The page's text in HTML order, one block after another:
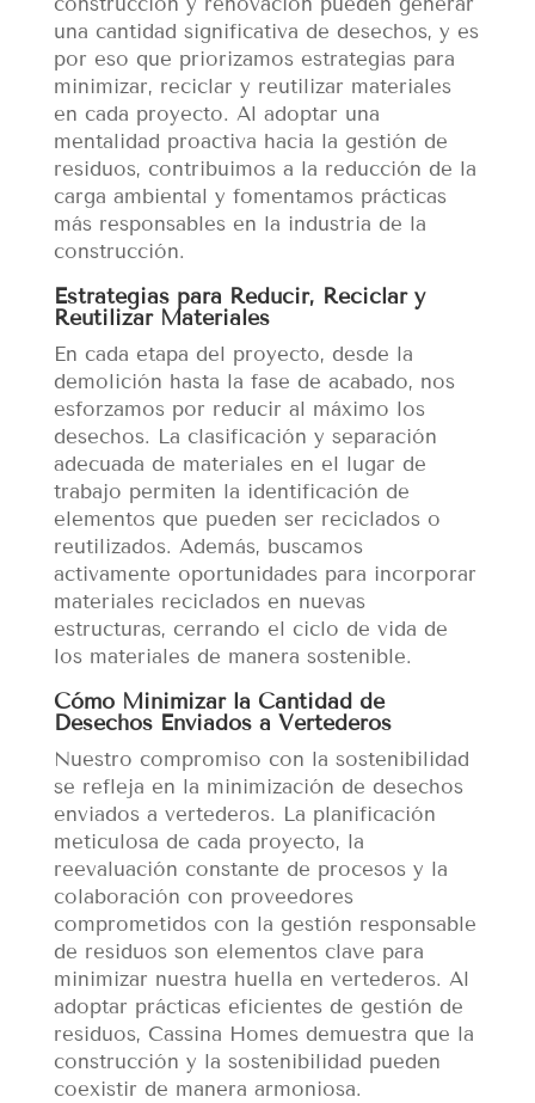
una cantidad significativa de desechos, y es
por eso que priorizamos estrategias para
minimizar, reciclar y reutilizar materiales
en cada proyecto. Al adoptar una
mentalidad proactiva hacia la gestión de
residuos, contribuimos a la reducción de la
carga ambiental y fomentamos prácticas
más responsables en la industria de la
construcción.
Estrategias para Reducir, Reciclar y
Reutilizar Materiales
En cada etapa del proyecto, desde la
demolición hasta la fase de acabado, nos
esforzamos por reducir al máximo los
desechos. La clasificación y separación
adecuada de materiales en el lugar de
trabajo permiten la identificación de
elementos que pueden ser reciclados o
reutilizados. Además, buscamos
activamente oportunidades para incorporar
materiales reciclados en nuevas
estructuras, cerrando el ciclo de vida de
los materiales de manera sostenible.
Cómo Minimizar la Cantidad de
Desechos Enviados a Vertederos
Nuestro compromiso con la sostenibilidad
se refleja en la minimización de desechos
enviados a vertederos. La planificación
meticulosa de cada proyecto, la
reevaluación constante de procesos y la
colaboración con proveedores
comprometidos con la gestión responsable
de residuos son elementos clave para
minimizar nuestra huella en vertederos. Al
adoptar prácticas eficientes de gestión de
residuos, Cassina Homes demuestra que la
construcción y la sostenibilidad pueden
coexistir de manera armoniosa.